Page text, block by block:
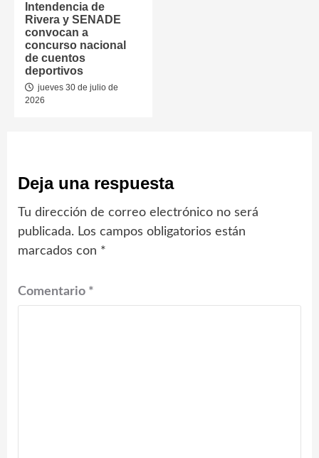
Intendencia de
Rivera y SENADE
convocan a
concurso nacional
de cuentos
deportivos
jueves 30 de julio de
2026
Deja una respuesta
Tu dirección de correo electrónico no será
publicada. Los campos obligatorios están
marcados con *
Comentario *